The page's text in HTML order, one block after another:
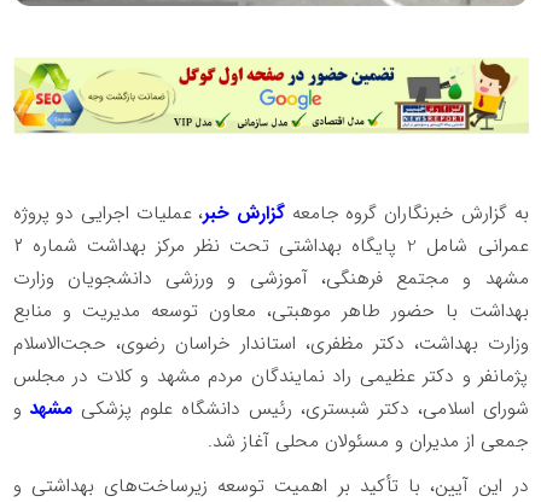
به گزارش خبرنگاران گروه جامعه گزارش خبر، عملیات اجرایی دو پروژه
عمرانی شامل 2 پایگاه بهداشتی تحت نظر مرکز بهداشت شماره ۲
مشهد و مجتمع فرهنگی، آموزشی و ورزشی دانشجویان وزارت
بهداشت با حضور طاهر موهبتی، معاون توسعه مدیریت و منابع
وزارت بهداشت، دکتر مظفری، استاندار خراسان رضوی، حجت‌الاسلام
پژمانفر و دکتر عظیمی راد نمایندگان مردم مشهد و کلات در مجلس
شورای اسلامی، دکتر شبستری، رئیس دانشگاه علوم پزشکی مشهد و
جمعی از مدیران و مسئولان محلی آغاز شد.
در این آیین، با تأکید بر اهمیت توسعه زیرساخت‌های بهداشتی و